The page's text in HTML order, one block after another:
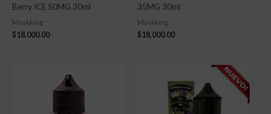
Berry ICE 50MG 30ml
Maskking
$18,000.00
35MG 30ml
Maskking
$18,000.00